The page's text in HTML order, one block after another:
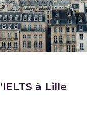
à Lille